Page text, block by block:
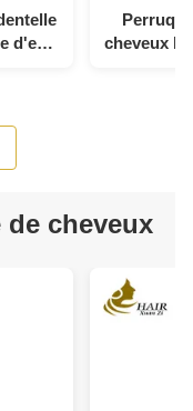
d'eau
cheveux
cheveux